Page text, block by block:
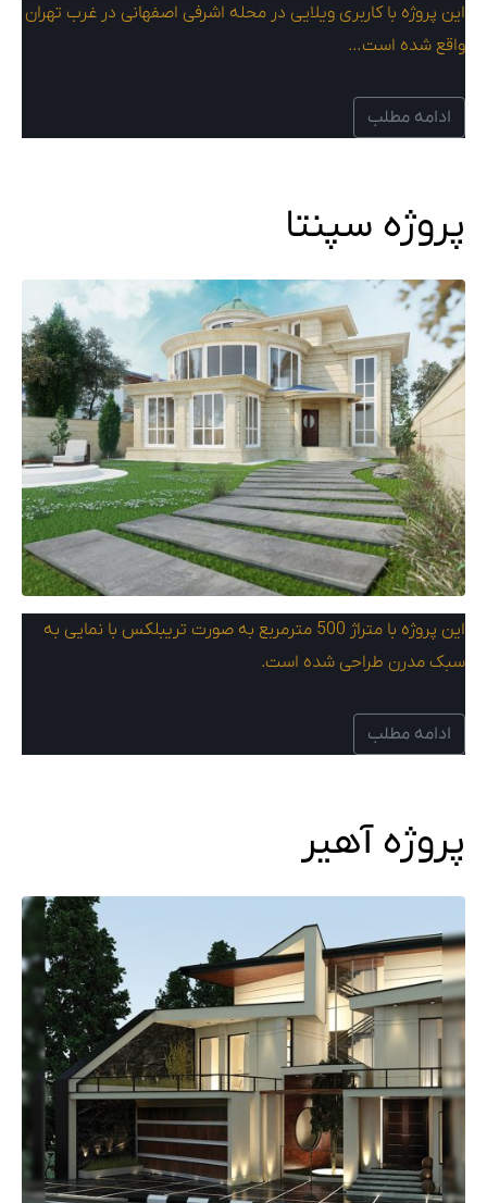
این پروژه با کاربری ویلایی در محله اشرفی اصفهانی در غرب تهران
واقع شده است…
ادامه مطلب
پروژه سپنتا
این پروژه با متراژ 500 مترمربع به صورت تریبلکس با نمایی به
سبک مدرن طراحی شده است.
ادامه مطلب
پروژه آهیر